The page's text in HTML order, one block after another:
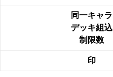
同一キャラ
デッキ組込
制限数
印